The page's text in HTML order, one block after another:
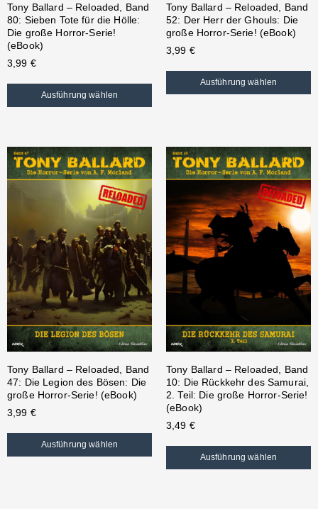
Tony Ballard – Reloaded, Band
80: Sieben Tote für die Hölle:
Die große Horror-Serie!
(eBook)
3,99 €
Ausführung wählen
Tony Ballard – Reloaded, Band
52: Der Herr der Ghouls: Die
große Horror-Serie! (eBook)
3,99 €
Ausführung wählen
Tony Ballard – Reloaded, Band
47: Die Legion des Bösen: Die
große Horror-Serie! (eBook)
3,99 €
Ausführung wählen
Tony Ballard – Reloaded, Band
10: Die Rückkehr des Samurai,
2. Teil: Die große Horror-Serie!
(eBook)
3,49 €
Ausführung wählen